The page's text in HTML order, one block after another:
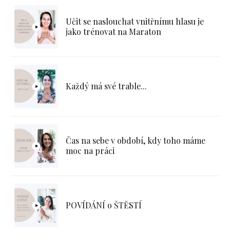
Učit se naslouchat vnitřnímu hlasu je
jako trénovat na Maraton
Každý má své trable...
Čas na sebe v období, kdy toho máme
moc na práci
POVÍDÁNÍ o ŠTĚSTÍ